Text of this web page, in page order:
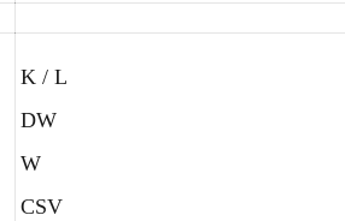
K / L
DW
W
CSV